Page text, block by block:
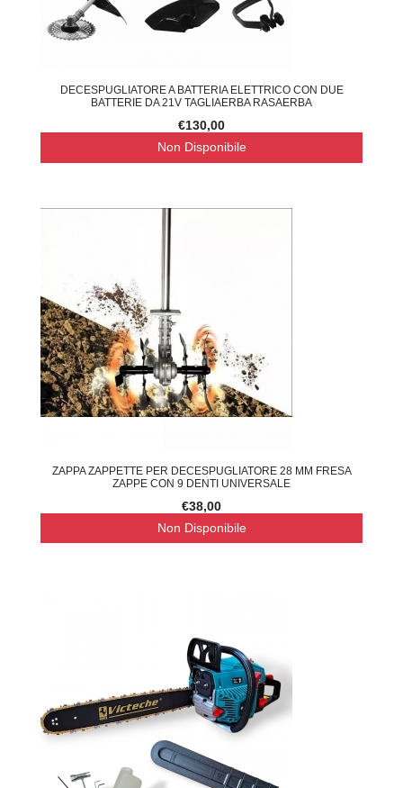
DECESPUGLIATORE A BATTERIA ELETTRICO CON DUE
BATTERIE DA 21V TAGLIAERBA RASAERBA
€130,00
Non Disponibile
ZAPPA ZAPPETTE PER DECESPUGLIATORE 28 MM FRESA
ZAPPE CON 9 DENTI UNIVERSALE
€38,00
Non Disponibile